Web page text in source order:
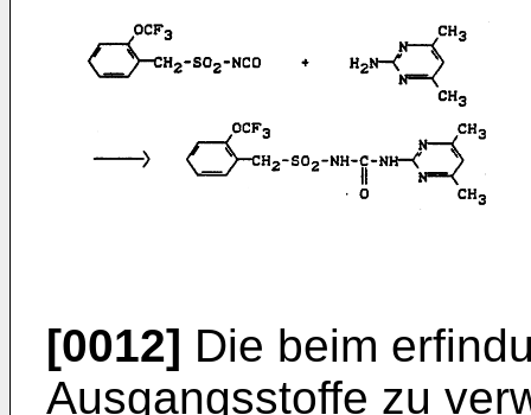
[0012] Die beim
Ausgangsstoffe zu